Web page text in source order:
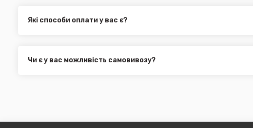
Нова Пошта (термін доставки 1 - 3 дні)
Укр. Пошта (термін доставки 1 - 3 дні за повною передоплатою)
машин, наприклад бампера і спідниці і т.д.).
Які способи оплати у вас є?
Чи є у вас можливість самовивозу?